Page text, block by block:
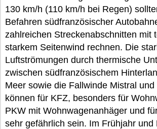
130 km/h (110 km/h bei Regen)
Befahren südfranzösischer
zahlreichen Streckenabschnitten mit
starkem Seitenwind rechnen. Die
Luftströmungen durch thermische
zwischen südfranzösischem
Meer sowie die Fallwinde Mistral
können für KFZ, besonders für
PKW mit Wohnwagenanhäger und
sehr gefährlich sein. Im Frühjahr und